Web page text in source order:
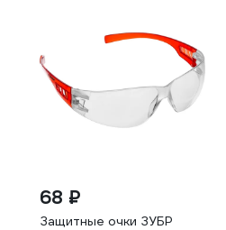
68 ₽
Защитные очки ЗУБР